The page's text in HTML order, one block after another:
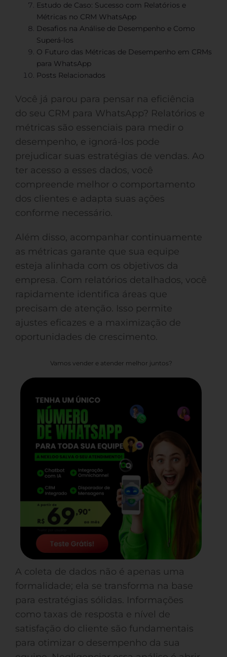
Estudo de Caso: Sucesso com Relatórios e
Métricas no CRM WhatsApp
Desafios na Análise de Desempenho e Como
Superá-los
O Futuro das Métricas de Desempenho em CRMs
para WhatsApp
Posts Relacionados
Você já parou para pensar na eficiência
do seu CRM para WhatsApp? Relatórios e
métricas são essenciais para medir o
desempenho, e ignorá-los pode
prejudicar suas estratégias de vendas. Ao
ter acesso a esses dados, você
compreende melhor o comportamento
dos clientes e adapta suas ações
conforme necessário.
Além disso, acompanhar continuamente
as métricas garante que sua equipe
esteja alinhada com os objetivos da
empresa. Com relatórios detalhados, você
rapidamente identifica áreas que
precisam de atenção. Isso permite
ajustes eficazes e a maximização de
oportunidades de crescimento.
Vamos vender e atender melhor juntos?
A coleta de dados não é apenas uma
formalidade; ela se transforma na base
para estratégias sólidas. Informações
como taxas de resposta e nível de
satisfação do cliente são fundamentais
para otimizar o desempenho da sua